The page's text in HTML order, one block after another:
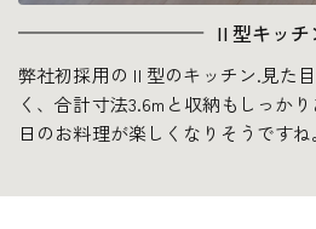
Ⅱ型キッチ
弊社初採用のⅡ型のキッチン.見た
く、合計寸法3.6mと収納もしっか
日のお料理が楽しくなりそうですね